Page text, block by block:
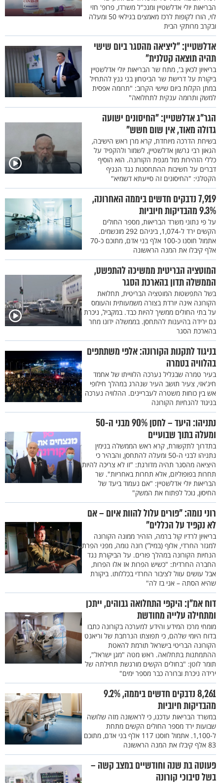
הבריאות יולי אדלשטיין ומנכ"ל משרדו, פרופ' חזי
לוי, הורו לקופות לרכז מאמצים בגילאי 50 ומעלה
ובקרב מרותקי הבית
אדלשטיין: "ליציאה מהסגר ביום שישי
תהיה תוצאה קטלנית"
בריאיון לכאן ב', מתח שר הבריאות יולי אדלשטיין
ביקורת על דרישת שר הביטחון בני גנץ להתחיל
במתן הקלות ביום שישי הקרוב: "תרומה אפסית
למשק ותרומה ענקית לתחלואה"
הגר"ג אדלשטיין: "החיסונים ישועה
גדולה מאוד, אין שום חשש"
בשיחת הדרכה מיוחדת, קרא מרן ראש הישיבה,
הגאון רבי גרשון אדלשטיין, לשמור ולהקפיד על
כללי הזהירות מול מגפת הקורונה. הוא הוסיף
דברים על חשיבות ההתחסנות נגד הנגיף
הקטלני: "החיסונים זה סייעתא דשמיא"
7,919 נדבקים חדשים ביממה האחרונה,
9.3% מהבדיקות חיוביות
על פי נתוני משרד הבריאות, מספר החולים
הקשים ירד ל-1,074, ביניהם 292 מונשמים.
אתמול חוסנו כ-100 אלף בני אדם, מתוכם כ-70
אלף קיבלו את המנה הראשונה
המוטציה הבריטית ממשיכה להתפשט,
הממשלה תדון בהארכת הסגר
בשל התפשטות המוטציה הבריטית, תחלואת
הקורונה אינה יורדת בצורה משמעותית והעומס
על בתי החולים ממשיך להיות כבד. במקביל, ניכרת
גם ירידה בהיענות להתחסן. בממשלה ידונו מחר
בהארכת הסגר
בניגוד לתקנות הקורונה: אלפי משתתפים
בהלוויה בטמרה
בעיר טמרה שבגליל נערכה הלווייתו של אחמד
חיג'אזי, צעיר תושב העיר שנהרג במהלך חילופי
אש בין כוחות משטרה לעבריינים. ההלוויה נערכה
בניגוד להנחיות הקורונה
נתניהו: היעד – לחסן 90% מבני ה-50
ומעלה בתוך שבועיים
בתדרוך לתקשורת, קרא ראש הממשלה בנימין
נתניהו לבני ה-50 ומעלה להתחסן, והבהיר כי
היציאה מהסגר תהיה מדורגת: "זו לא צריכה להיות
תחרות בפופוליזם, אלא תחרות באחריות". שר
הבריאות יולי אדלשטיין: "אם נעמוד ביעד של
החיסון, נוכל לפתוח את המשק"
רוני נומה: "פורים עלול להוות איום – אם
לא נקפיד על הכללים"
בריאיון לרדיו קול ברמה, הזהיר ממונה הקורונה
למגזר החרדי, אלוף (במיל') רונה נומה, מפני הפרת
הנחיות הקורונה במהלך פורים. על הביקורת נגד
החברה החרדית: "כשיש הפרות אז אלו הפרות,
אבל עושים עוול לציבור החרדי בכללותו. ביקורת
שהיא הסתה – אני בז לה"
דוח אמ"ן: היקפי התחלואה גבוהים, ייתכן
ומתחילה עלייה מחודשת
מומחי מרכז המידע והידע למערכה בקורונה כתבו
בדוח היומי שלהם, כי תפוצתו הנרחבת של וריאנט
הקורונה הבריטי בישראל תורמת להאטת
ההתמתנות בתחלואה. ראש מטה "מגן ישראל",
תומר לוטן: "בחולים הקשים מורגשת תחילתה של
ירידה ניכרת וברורה כבר מספר ימים"
8,261 נדבקים חדשים ביממה, 9.2%
מהבדיקות חיוביות
במשרד הבריאות עדכנו, כי לראשונה מזה שלושה
שבועות ירד מספר החולים הקשים מתחת
ל-1,100. אתמול חוסנו 117 אלף בני אדם, מתוכם
83 אלף קיבלו את המנה הראשונה
פעוטה בת שנה וחודשיים במצב קשה –
בשל סיבוכי קורונה